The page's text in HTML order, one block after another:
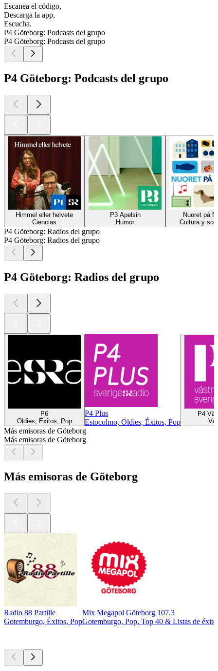
Escanea el código,
Descarga la app,
Escucha.
P4 Göteborg: Podcasts del grupo
P4 Göteborg: Podcasts del grupo
P4 Göteborg: Podcasts del grupo
Himmel eller helvete
Ciencias
P3 Apelsin
Humor
Nuoret på
Cultura y
P4 Göteborg: Radios del grupo
P4 Göteborg: Radios del grupo
P4 Göteborg: Radios del grupo
P6
Oldies, Éxitos, Pop
P4 Plus
Estocolmo, Oldies, Éxitos, Pop
P4
Más emisoras de Göteborg
Más emisoras de Göteborg
Más emisoras de Göteborg
Radio 88 Partille
Gotemburgo, Éxitos, Pop
Mix Megapol Göteborg 107.3
Gotemburgo, Pop, Top 40 & Listas de